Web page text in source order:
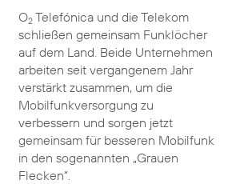
O2Telefónica und die Telekom
schließen gemeinsam Funklöcher
auf dem Land. Beide Unternehmen
arbeiten seit vergangenem Jahr
verstärkt zusammen, um die
Mobilfunkversorgung zu
verbessern und sorgen jetzt
gemeinsam für besseren Mobilfunk
in den sogenannten „Grauen
Flecken“.